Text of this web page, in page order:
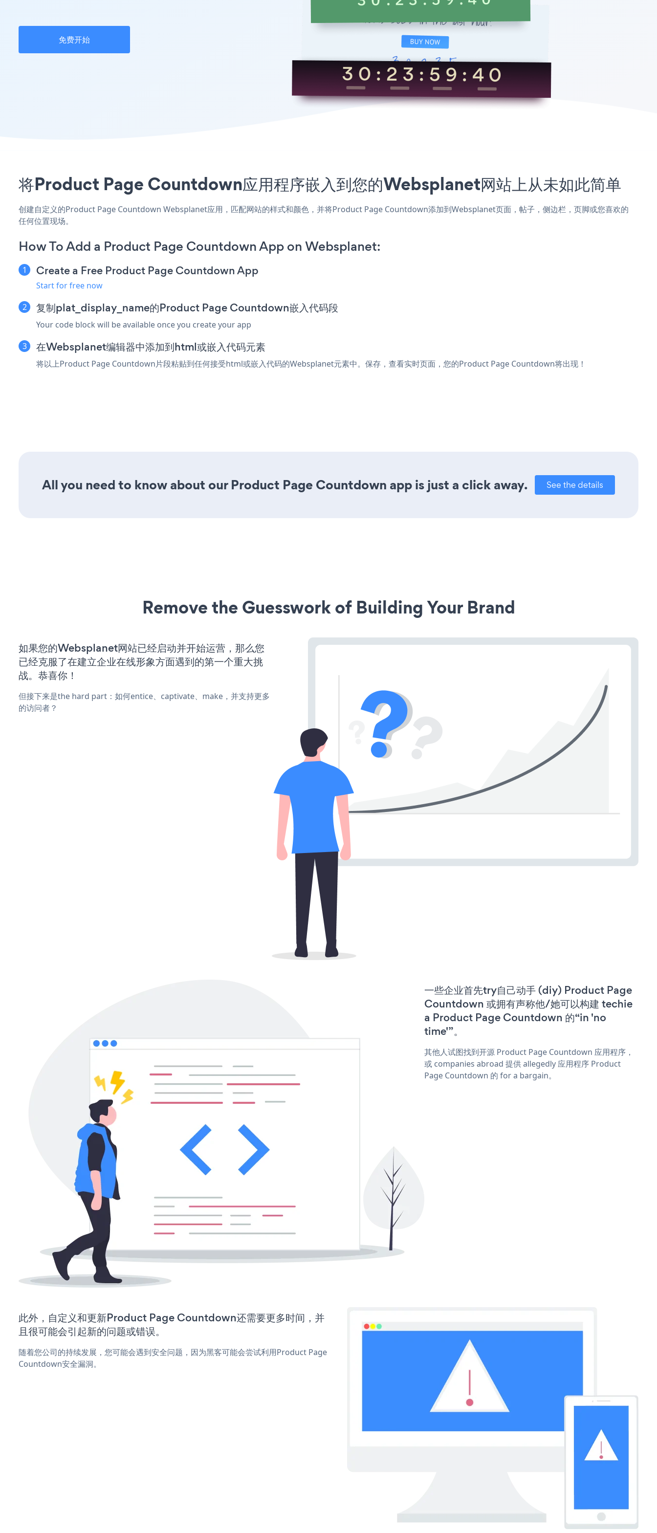
免费开始
将Product Page Countdown应用程序嵌入到您的Websplanet网站上从未如此简单
创建自定义的Product Page Countdown Websplanet应用，匹配网站的样式和颜色，并将Product Page Countdown添加到Websplanet页面，帖子，侧边栏，页脚或您喜欢的
任何位置现场。
How To Add a Product Page Countdown App on Websplanet:
Create a Free Product Page Countdown App
Start for free now
复制plat_display_name的Product Page Countdown嵌入代码段
Your code block will be available once you create your app
在Websplanet编辑器中添加到html或嵌入代码元素
将以上Product Page Countdown片段粘贴到任何接受html或嵌入代码的Websplanet元素中。保存，查看实时页面，您的Product Page Countdown将出现！
All you need to know about our Product Page Countdown app is just a click away. See the details
Remove the Guesswork of Building Your Brand
如果您的Websplanet网站已经启动并开始运营，那么您
已经克服了在建立企业在线形象方面遇到的第一个重大挑
战。恭喜你！
但接下来是the hard part：如何entice、captivate、make，并支持更多
的访问者？
一些企业首先try自己动手 (diy) Product Page
Countdown 或拥有声称他/她可以构建 techie
a Product Page Countdown 的“in 'no
time'”。
其他人试图找到开源 Product Page Countdown 应用程序，
或 companies abroad 提供 allegedly 应用程序 Product
Page Countdown 的 for a bargain。
此外，自定义和更新Product Page Countdown还需要更多时间，并
且很可能会引起新的问题或错误。
随着您公司的持续发展，您可能会遇到安全问题，因为黑客可能会尝试利用Product Page
Countdown安全漏洞。